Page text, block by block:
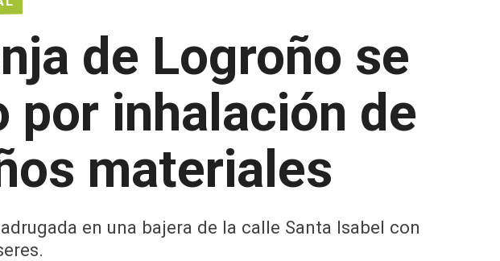
de Logroño se
por inhalación de
materiales
en una bajera de la calle Santa Isabel con